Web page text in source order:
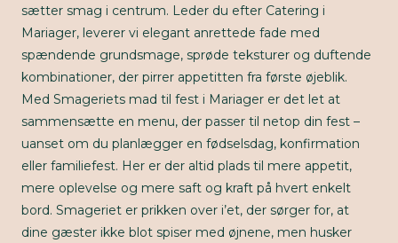
sætter smag i centrum. Leder du efter Catering i
Mariager, leverer vi elegant anrettede fade med
spændende grundsmage, sprøde teksturer og duftende
kombinationer, der pirrer appetitten fra første øjeblik.
Med Smageriets mad til fest i Mariager er det let at
sammensætte en menu, der passer til netop din fest –
uanset om du planlægger en fødselsdag, konfirmation
eller familiefest. Her er der altid plads til mere appetit,
mere oplevelse og mere saft og kraft på hvert enkelt
bord. Smageriet er prikken over i’et, der sørger for, at
dine gæster ikke blot spiser med øjnene, men husker